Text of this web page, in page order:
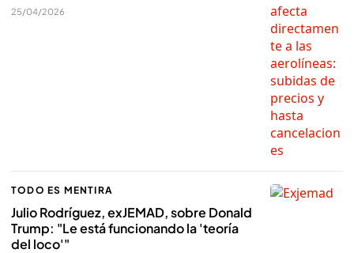
25/04/2026
TODO ES MENTIRA
Julio Rodríguez, exJEMAD, sobre Donald
Trump: "Le está funcionando la 'teoría
del loco'"